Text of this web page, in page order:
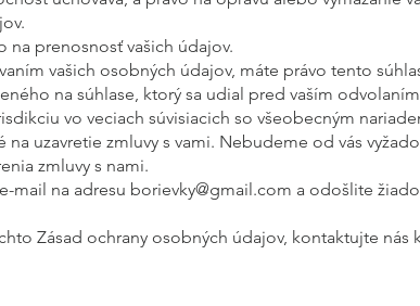
na prenosnosť vašich údajov.
vašich osobných údajov, máte právo tento
na súhlase, ktorý sa udial pred vaším
vo veciach súvisiacich so všeobecným
uzavretie zmluvy s vami. Nebudeme od vás
zmluvy s nami.
mail na adresu borievky@gmail.com a odošlite
Zásad ochrany osobných údajov, kontaktujte nás